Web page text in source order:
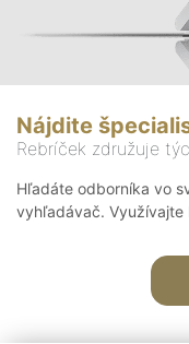
Nájdite
Rebríček združuje
Hľadáte odborníka vo
vyhľadávač. Využívajte